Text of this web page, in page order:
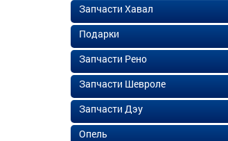
Запчасти Хавал
Подарки
Запчасти Рено
Запчасти Шевроле
Запчасти Дэу
Опель